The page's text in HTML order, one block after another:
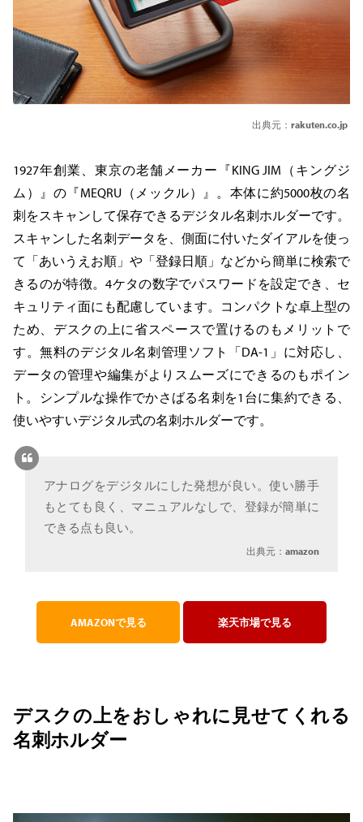
出典元： rakuten.co.jp
1927年創業、東京の老舗メーカー『KING JIM（キングジ
ム）』の『MEQRU（メックル）』。本体に約5000枚の名
刺をスキャンして保存できるデジタル名刺ホルダーです。
スキャンした名刺データを、側面に付いたダイアルを使っ
て「あいうえお順」や「登録日順」などから簡単に検索で
きるのが特徴。4ケタの数字でパスワードを設定でき、セ
キュリティ面にも配慮しています。コンパクトな卓上型の
ため、デスクの上に省スペースで置けるのもメリットで
す。無料のデジタル名刺管理ソフト「DA-1」に対応し、
データの管理や編集がよりスムーズにできるのもポイン
ト。シンプルな操作でかさばる名刺を1台に集約できる、
使いやすいデジタル式の名刺ホルダーです。
アナログをデジタルにした発想が良い。使い勝手
もとても良く、マニュアルなしで、登録が簡単に
できる点も良い。
出典元：amazon
AMAZONで見る 楽天市場で見る
デスクの上をおしゃれに見せてくれる
名刺ホルダー